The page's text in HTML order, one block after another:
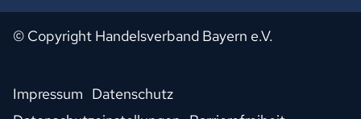
© Copyright Handelsverband Bayern e.V.
Impressum Datenschutz